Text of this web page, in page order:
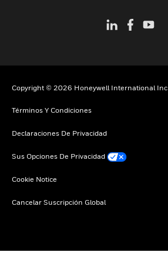
Copyright © 2026 Honeywell International Inc
Términos Y Condiciones
Declaraciones De Privacidad
Sus Opciones De Privacidad
Cookie Notice
Cancelar Suscripción Global